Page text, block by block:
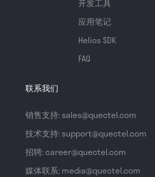
应用笔记
Helios SDK
FAQ
联系我们
销售支持: sales@quectel.com
技术支持: support@quectel.com
招聘: career@quectel.com
媒体联系: media@quectel.com